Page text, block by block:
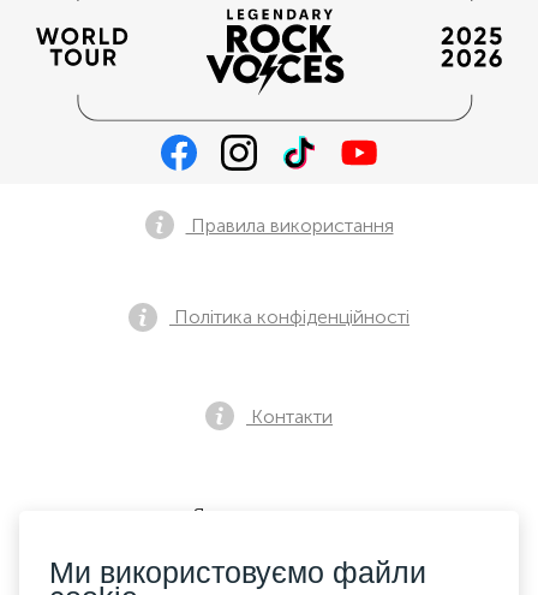
Правила використання
Політика конфіденційності
Контакти
Як купити квиток
Ми використовуємо файли